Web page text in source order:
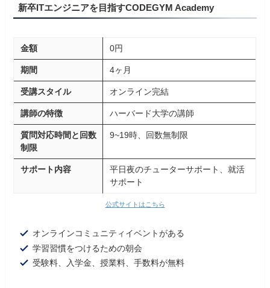
新卒ITエンジニアを目指すCODEGYM Academy
金額 0円
期間 4ヶ月
受講スタイル オンライン完結
講師の特徴 ハーバード大学の講師
質問対応時間と回数
制限
9~19時、回数無制限
サポート内容
平日夜のチューターサポート、就活
サポート
公式サイトはこちら
オンラインコミュニティイベントがある
学習習慣をつけるための朝会
受験料、入学金、授業料、手数料が無料